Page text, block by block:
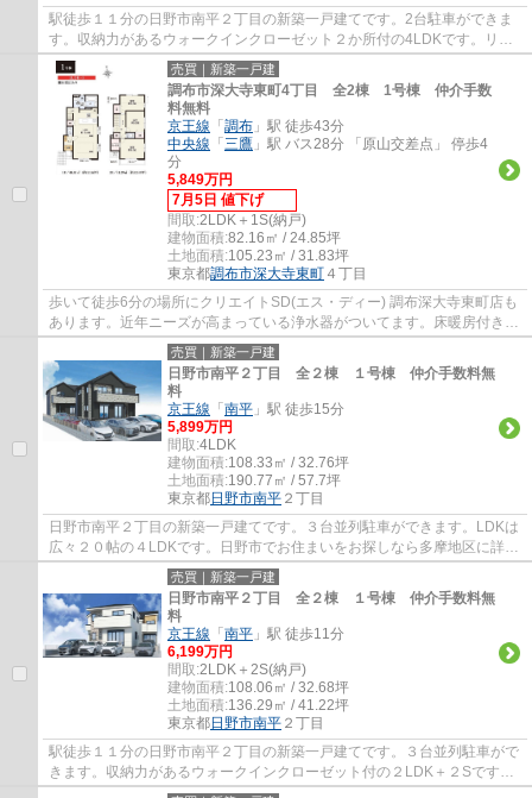
駅徒歩１１分の日野市南平２丁目の新築一戸建てです。2台駐車ができま
す。収納力があるウォークインクローゼット２か所付の4LDKです。リビ
ングは間仕切りで一つ部屋を作ることができま...
売買｜新築一戸建
調布市深大寺東町4丁目 全2棟 1号棟 仲介手数
料無料
京王線 「 調布 」駅 徒歩43分
中央線 「 三鷹 」駅 バス28分 「原山交差点」 停歩4
分
5,849万円
7月5日 値下げ
間取:2LDK＋1S(納戸)
建物面積:82.16㎡ / 24.85坪
土地面積:105.23㎡ / 31.83坪
東京都調布市深大寺東町 ４丁目
歩いて徒歩6分の場所にクリエイトSD(エス・ディー) 調布深大寺東町店も
あります。近年ニーズが高まっている浄水器がついてます。床暖房付き物
件は、足元から温められるのでエアコンの...
売買｜新築一戸建
日野市南平２丁目 全２棟 １号棟 仲介手数料無
料
京王線 「 南平 」駅 徒歩15分
5,899万円
間取:4LDK
建物面積:108.33㎡ / 32.76坪
土地面積:190.77㎡ / 57.7坪
東京都日野市南平 ２丁目
日野市南平２丁目の新築一戸建てです。３台並列駐車ができます。LDKは
広々２０帖の４LDKです。日野市でお住まいをお探しなら多摩地区に詳し
いエージーホームに是非お任せください。ま...
売買｜新築一戸建
日野市南平２丁目 全２棟 １号棟 仲介手数料無
料
京王線 「 南平 」駅 徒歩11分
6,199万円
間取:2LDK＋2S(納戸)
建物面積:108.06㎡ / 32.68坪
土地面積:136.29㎡ / 41.22坪
東京都日野市南平 ２丁目
駅徒歩１１分の日野市南平２丁目の新築一戸建てです。３台並列駐車がで
きます。収納力があるウォークインクローゼット付の２LDK＋２Sです。
リビングは間仕切りで一つ部屋を作ることが...